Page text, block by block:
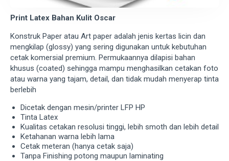
Print Latex Bahan Kulit Oscar
Konstruk Paper atau Art paper adalah jenis kertas licin dan
mengkilap (glossy) yang sering digunakan untuk kebutuhan
cetak komersial premium. Permukaannya dilapisi bahan
khusus (coated) sehingga mampu menghasilkan cetakan foto
atau warna yang tajam, detail, dan tidak mudah menyerap tinta
berlebih
Dicetak dengan mesin/printer LFP HP
Tinta Latex
Kualitas cetakan resolusi tinggi, lebih smoth dan lebih detail
Ketahanan warna lebih lama
Cetak meteran (hanya cetak saja)
Tanpa Finishing potong maupun laminating